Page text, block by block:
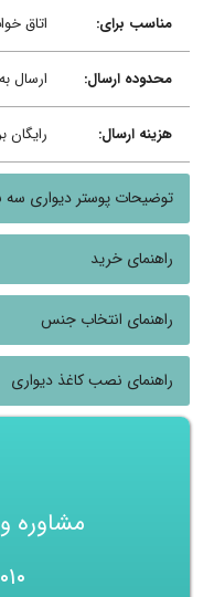
مناسب برای: اتاق
محدوده ارسال: ارسال
هزینه ارسال: رایگان
توضیحات پوستر دیواری
مرمر طلایی
راهنمای خرید
راهنمای انتخاب جنس
راهنمای نصب کاغذ دیواری
مشاوره